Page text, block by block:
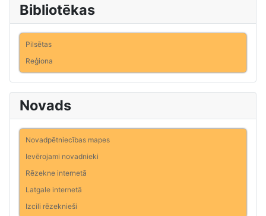
Bibliotēkas
Pilsētas
Reģiona
Novads
Novadpētniecības mapes
Ievērojami novadnieki
Rēzekne internetā
Latgale internetā
Izcili rēzeknieši